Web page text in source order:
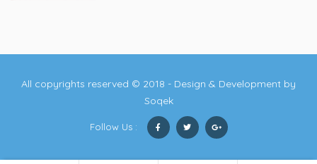
All copyrights reserved © 2018 - Design & Development by
Soqek
Follow Us :